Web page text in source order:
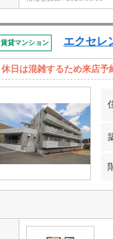
賃貸マンション エクセレ
休日は混雑するため来店予